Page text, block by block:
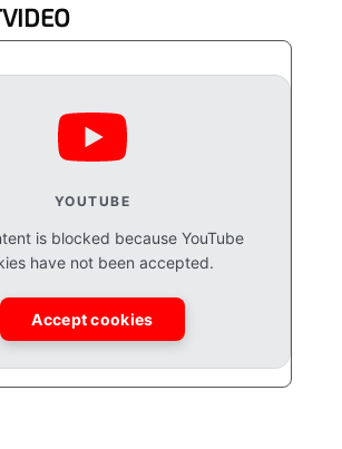
YOUTUBE
is blocked because YouTube
have not been accepted.
Accept cookies